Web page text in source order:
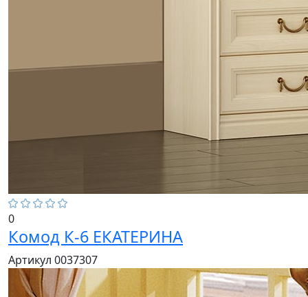
0
Комод К-6 ЕКАТЕРИНА
Артикул 0037307